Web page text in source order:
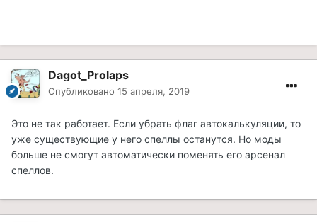
Dagot_Prolaps
Опубликовано 15 апреля, 2019
Это не так работает. Если убрать флаг автокалькуляции, то
уже существующие у него спеллы останутся. Но моды
больше не смогут автоматически поменять его арсенал
спеллов.